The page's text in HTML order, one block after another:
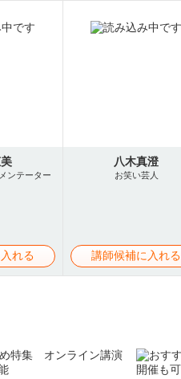
ンテーター
れる
八木真澄
お笑い芸人
講師候補に入れる